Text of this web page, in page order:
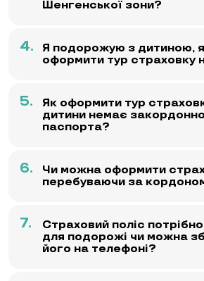
Шенгенської зони?
4.
Я подорожую з дитиною,
оформити тур страховку
5.
Як оформити тур
дитини немає
паспорта?
6.
Чи можна оформити
перебуваючи за
7.
Страховий поліс
для подорожі чи можна
його на телефоні?